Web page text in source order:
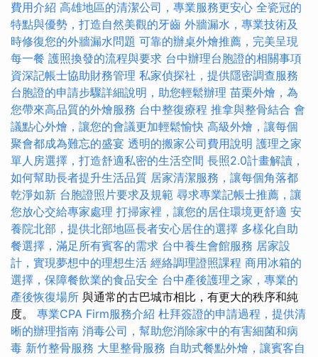
費用介紹 高雄地區的清潔公司，專業服務更安心 全瓷冠的
特點與優勢，打造自然美觀的牙齒 外牆漏水，專業技術及
時修復您的外牆漏水問題 可靠的辦桌外燴推薦，完美呈現
每一餐 護照換發的流程與要求 台中辦理台胞證的相關事項
資深記帳士協助財務管理 私家偵探社，提供隱密調查服務
台胞證的申請步驟詳細說明，助您輕鬆辦理 苗栗外燴，為
您帶來高品質的外燴服務 台中整復療程 推拿與整骨結合 會
議點心外燴，讓您的會議更加輕鬆愉快 高級外燴，讓每個
聚會都成為難忘的盛宴 透明的搬家公司費用說明 護理之家
單人房選擇，打造舒適私密的生活空間 長照2.0計畫解讀，
如何幫助長者提升生活品質 居家清潔服務，讓每個角落都
乾淨如新 台胞證照片要求及規範 尋求專業記帳士推薦，讓
您放心交給專家處理 打掃家裡，讓您的居住環境更舒適 安
養院北部，提供北部地區長者安心居住的選擇 多樣化自助
餐選擇，滿足所有賓客的需求 台中養生會館服務 居家設
計，實現夢想中的理想生活 經絡調理證照課程 商用冰箱的
選擇，保障餐飲業的食品安全 台中產後護理之家，專業的
產後恢復場所 與通常的古巴城市相比，有更大的秩序和純
度。 專業CPA Firm服務介紹 杜拜簽證的申請過程，提供清
晰的辦理指南 消毒公司，幫助您消除家中的有害細菌和病
毒 新竹整骨服務 大里整骨服務 自助式餐點外燴，讓賓客自